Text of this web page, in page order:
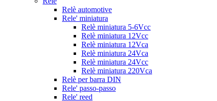
Relè automotive
Rele' miniatura
Relè miniatura 5-6Vcc
Relè miniatura 12Vcc
Relè miniatura 12Vca
Relè miniatura 24Vca
Relè miniatura 24Vcc
Relè miniatura 220Vca
Relè per barra DIN
Rele' passo-passo
Rele' reed